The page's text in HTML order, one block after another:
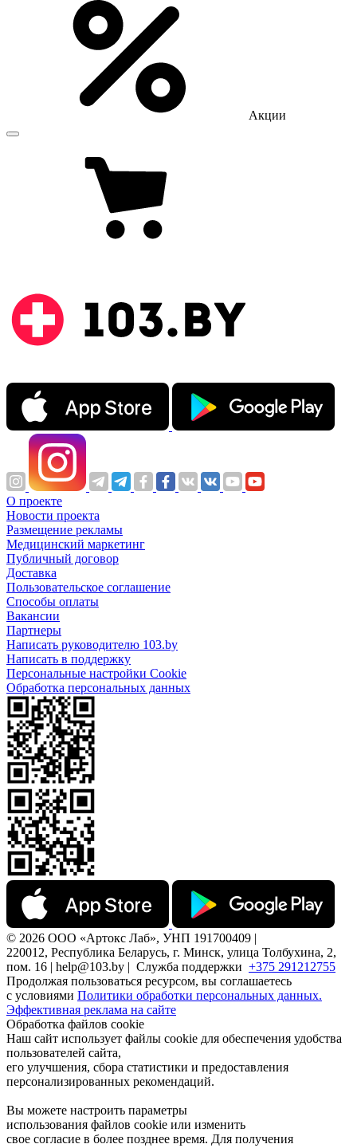
Акции
О проекте
Новости проекта
Размещение рекламы
Медицинский маркетинг
Публичный договор
Доставка
Пользовательское соглашение
Способы оплаты
Вакансии
Партнеры
Написать руководителю 103.by
Написать в поддержку
Персональные настройки Cookie
Обработка персональных данных
© 2026 ООО «Артокс Лаб», УНП 191700409 |
220012, Республика Беларусь, г. Минск, улица Толбухина, 2,
пом. 16 | help@103.by | Служба поддержки +375 291212755
Продолжая пользоваться ресурсом, вы соглашаетесь
с условиями Политики обработки персональных данных.
Эффективная реклама на сайте
Обработка файлов cookie
Наш сайт использует файлы cookie для обеспечения удобства
пользователей сайта,
его улучшения, сбора статистики и предоставления
персонализированных рекомендаций.
Вы можете настроить параметры
использования файлов cookie или изменить
свое согласие в более позднее время. Для получения